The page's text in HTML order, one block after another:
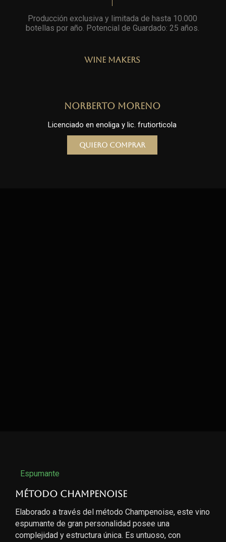
Producción exclusiva y limitada de hasta 10.000
botellas por año. Potencial de Guardado: 25 años
Wine Makers
Norberto Moreno
Licenciado en enoliga y lic. frutiorticola
Quiero comprar
Espumante
Método Champenoise
Elaborado a través del método Champenoise, este vino
espumante de gran personalidad posee una
complejidad y estructura única. Es untuoso, con